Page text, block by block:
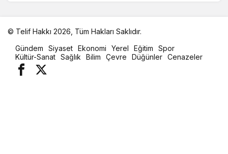
© Telif Hakkı 2026, Tüm Hakları Saklıdır.
oto
kiralama
parça
eşya
Gündem Siyaset Ekonomi Yerel Eğitim
Spor
Kültür-Sanat Sağlık Bilim Çevre Düğünler Cenazeler